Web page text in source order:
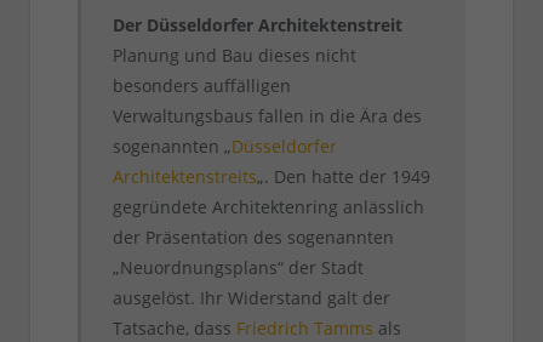
Der Düsseldorfer Architektenstreit
Planung und Bau dieses nicht
besonders auffälligen
Verwaltungsbaus fallen in die Ära des
sogenannten „Düsseldorfer
Architektenstreits„. Den hatte der 1949
gegründete Architektenring anlässlich
der Präsentation des sogenannten
„Neuordnungsplans“ der Stadt
ausgelöst. Ihr Widerstand galt der
Tatsache, dass Friedrich Tamms als